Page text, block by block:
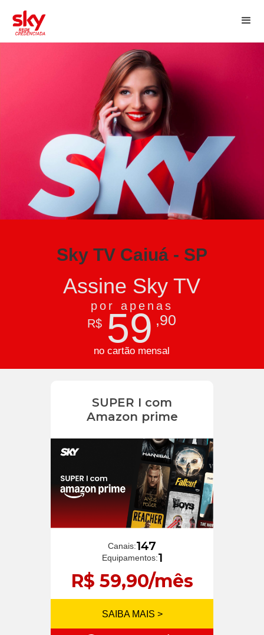
Sky TV Caiuá - SP
Assine Sky TV
por apenas
R$ 59 ,90
no cartão mensal
SUPER I com
Amazon prime
Canais:147
Equipamentos:1
R$ 59,90/mês
SAIBA MAIS >